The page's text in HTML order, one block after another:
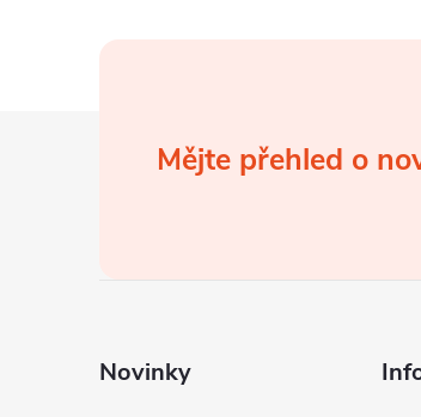
Mějte přehled o
Novinky